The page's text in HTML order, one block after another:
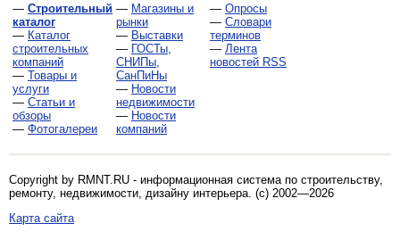
— Строительный
каталог
— Каталог
строительных
компаний
— Товары и
услуги
— Статьи и
обзоры
— Фотогалереи
— Магазины и
рынки
— Выставки
— ГОСТы,
СНИПы,
СанПиНы
— Новости
недвижимости
— Новости
компаний
— Опросы
— Словари
терминов
— Лента
новостей RSS
Copyright by RMNT.RU - информационная система по строительству,
ремонту, недвижимости, дизайну интерьера . (c) 2002—2026
Карта сайта